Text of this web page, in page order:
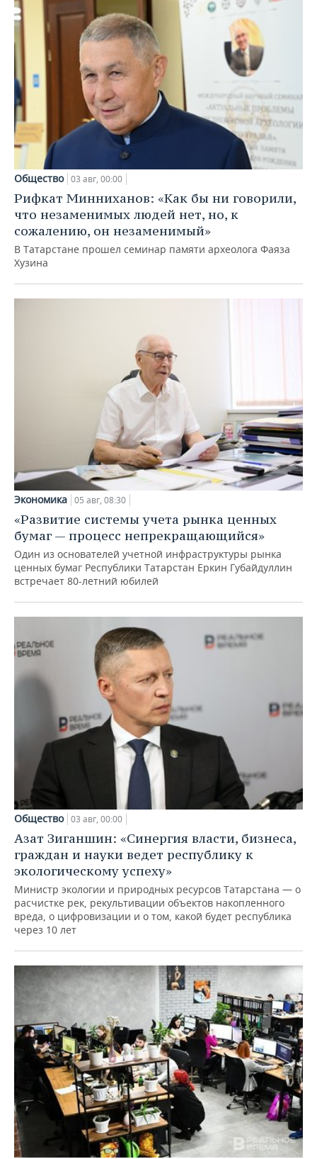
Общество 03 авг, 00:00
Рифкат Минниханов: «Как бы ни говорили,
что незаменимых людей нет, но, к
сожалению, он незаменимый»
В Татарстане прошел семинар памяти археолога Фаяза
Хузина
Экономика 05 авг, 08:30
«Развитие системы учета рынка ценных
бумаг — процесс непрекращающийся»
Один из основателей учетной инфраструктуры рынка
ценных бумаг Республики Татарстан Еркин Губайдуллин
встречает 80-летний юбилей
Общество 03 авг, 00:00
Азат Зиганшин: «Синергия власти, бизнеса,
граждан и науки ведет республику к
экологическому успеху»
Министр экологии и природных ресурсов Татарстана — о
расчистке рек, рекультивации объектов накопленного
вреда, о цифровизации и о том, какой будет республика
через 10 лет